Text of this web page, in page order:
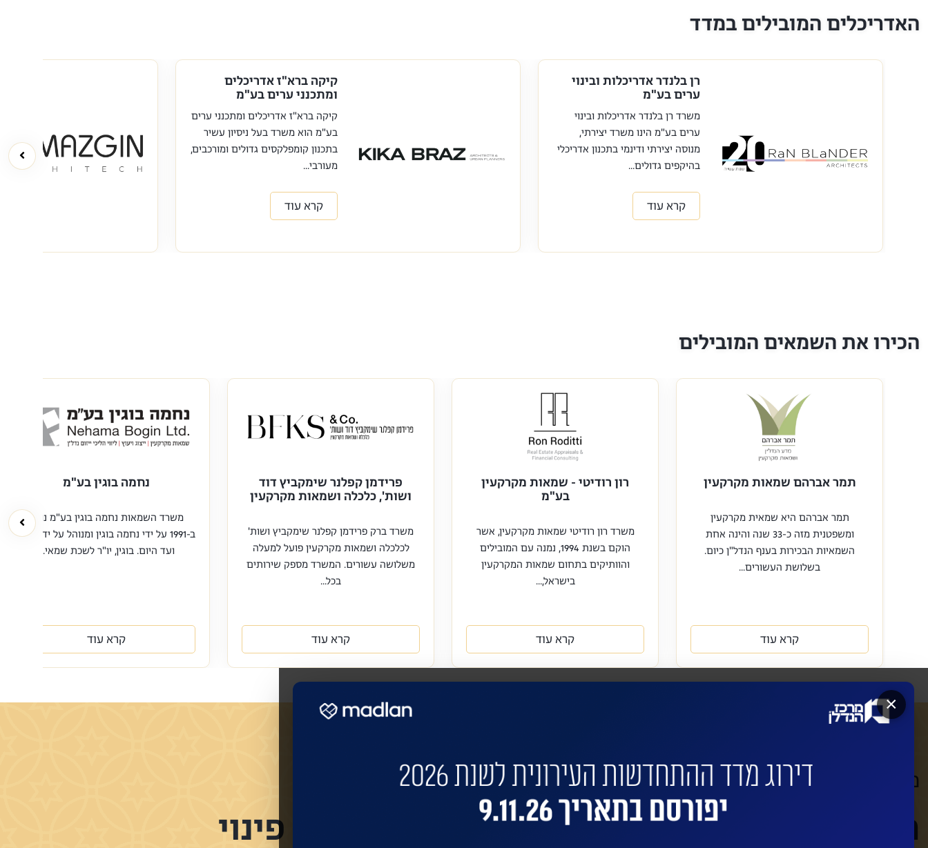
האדריכלים המובילים במדד
רן בלנדר אדריכלות ובינוי
ערים בע"מ
משרד רן בלנדר אדריכלות ובינוי
ערים בע"מ הינו משרד יצירתי,
מנוסה יצירתי ודינמי בתכנון אדריכלי
בהיקפים גדולים...
קרא עוד
קיקה ברא"ז אדריכלים
ומתכנני ערים בע"מ
קיקה ברא"ז אדריכלים ומתכנני ערים
בע"מ הוא משרד בעל ניסיון עשיר
בתכנון קומפלקסים גדולים ומורכבים,
מעורבי...
קרא עוד
הכירו את השמאים המובילים
תמר אברהם שמאות מקרקעין
תמר אברהם היא שמאית מקרקעין
ומשפטנית מזה כ-33 שנה והינה אחת
השמאיות הבכירות בענף הנדל"ן כיום.
בשלושת העשורים...
קרא עוד
רון רודיטי - שמאות מקרקעין
בע"מ
משרד רון רודיטי שמאות מקרקעין, אשר
הוקם בשנת 1994, נמנה עם המובילים
והוותיקים בתחום שמאות המקרקעין
בישראל,...
קרא עוד
פרידמן קפלנר שימקביץ דוד
ושות', כלכלה ושמאות מקרקעין
משרד ברק פרידמן קפלנר שימקביץ ושות'
לכלכלה ושמאות מקרקעין פועל למעלה
משלושה עשורים. המשרד מספק שירותים
בכל...
קרא עוד
נחמה בוגין בע"מ
משרד השמאות נחמה בוגין בע"מ נוסד
ב-1991 על ידי נחמה בוגין ומנוהל על ידה מאז
ועד היום. בוגין, יו"ר לשכת שמאי...
קרא עוד
מעוניינים שהחברות המובילות ישדרגו את הבניין שלכם?
השאירו פרטים לביצוע התחדשות בניינית או פינוי
×